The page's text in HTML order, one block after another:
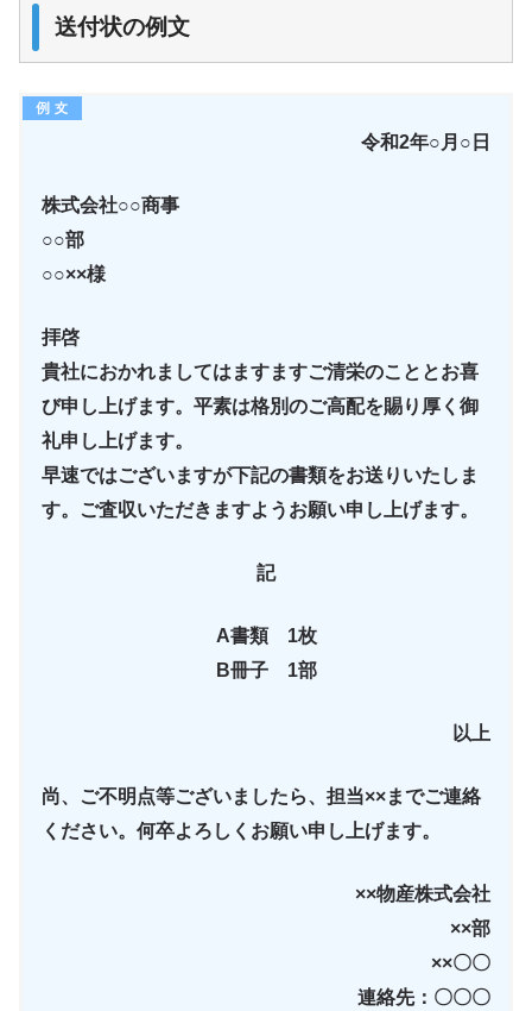
送付状の例文
令和2年○月○日
株式会社○○商事
○○部
○○××様
拝啓
貴社におかれましてはますますご清栄のこととお喜
び申し上げます。平素は格別のご高配を賜り厚く御
礼申し上げます。
早速ではございますが下記の書類をお送りいたしま
す。ご査収いただきますようお願い申し上げます。
記
A書類 1枚
B冊子 1部
以上
尚、ご不明点等ございましたら、担当××までご連絡
ください。何卒よろしくお願い申し上げます。
××物産株式会社
××部
××〇〇
連絡先：〇〇〇